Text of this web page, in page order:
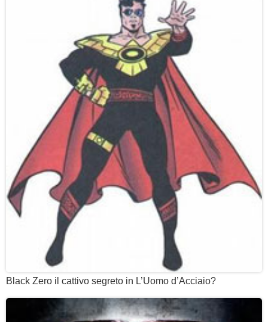
Black Zero il cattivo segreto in L’Uomo d’Acciaio?